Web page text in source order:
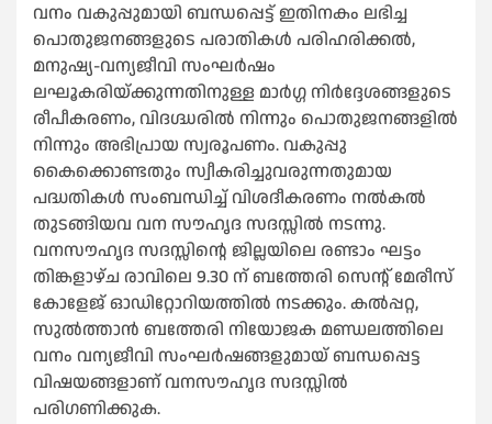
വനം വകുപ്പുമായി ബന്ധപ്പെട്ട് ഇതിനകം ലഭിച്ച
പൊതുജനങ്ങളുടെ പരാതികള്‍ പരിഹരിക്കല്‍,
മനുഷ്യ-വന്യജീവി സംഘര്‍ഷം
ലഘൂകരിയ്ക്കുന്നതിനുള്ള മാര്‍ഗ്ഗ നിര്‍ദ്ദേശങ്ങളുടെ
രീപീകരണം, വിദഗ്ദ്ധരില്‍ നിന്നും പൊതുജനങ്ങളില്‍
നിന്നും അഭിപ്രായ സ്വരൂപണം. വകുപ്പു
കൈക്കൊണ്ടതും സ്വീകരിച്ചുവരുന്നതുമായ
പദ്ധതികള്‍ സംബന്ധിച്ച് വിശദീകരണം നല്‍കല്‍
തുടങ്ങിയവ വന സൗഹൃദ സദസ്സില്‍ നടന്നു.
വനസൗഹൃദ സദസ്സിന്റെ ജില്ലയിലെ രണ്ടാം ഘട്ടം
തിങ്കളാഴ്ച രാവിലെ 9.30 ന് ബത്തേരി സെന്റ് മേരീസ്
കോളേജ് ഓഡിറ്റോറിയത്തില്‍ നടക്കും. കല്‍പ്പറ്റ,
സുല്‍ത്താന്‍ ബത്തേരി നിയോജക മണ്ഡലത്തിലെ
വനം വന്യജീവി സംഘര്‍ഷങ്ങളുമായ് ബന്ധപ്പെട്ട
വിഷയങ്ങളാണ് വനസൗഹൃദ സദസ്സില്‍
പരിഗണിക്കുക.